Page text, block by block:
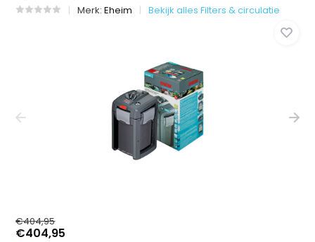
Merk:Eheim Bekijk alles Filters & circulatie
€404,95
€404,95